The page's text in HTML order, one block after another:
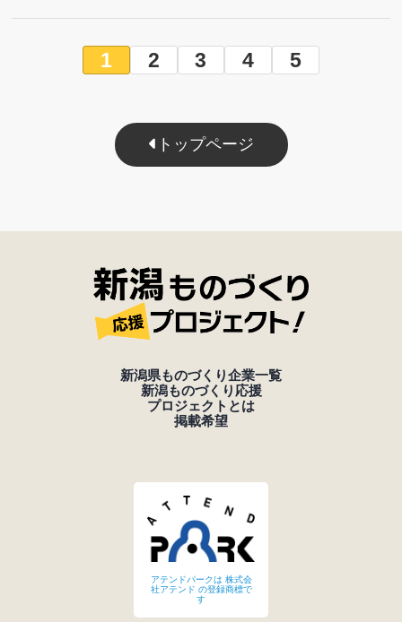
1 2 3 4 5
トップページ
新潟県ものづくり企業一覧
新潟ものづくり応援
プロジェクトとは
掲載希望
アテンドパークは 株式会
社アテンド の登録商標で
す